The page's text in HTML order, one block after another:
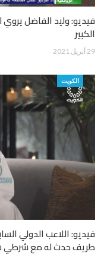
فيديو: وليد الفاضل يروي
الكبير
29 أبريل 2021
الكويت
فيديو: اللاعب الدولي
طريف حدث له مع شرطي